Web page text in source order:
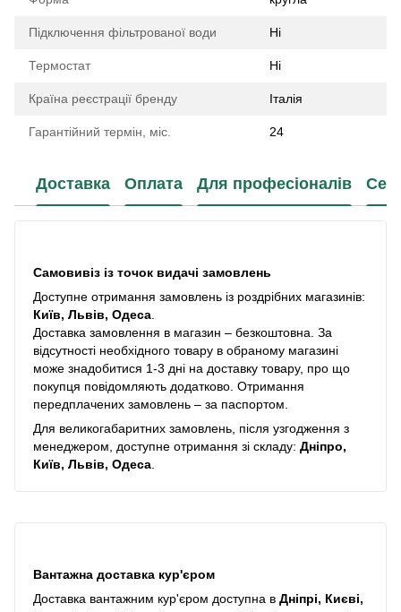
Підключення фільтрованої води Ні
Термостат Ні
Країна реєстрації бренду Італія
Гарантійний термін, міс. 24
Доставка Оплата Для професіоналів
Самовивіз із точок видачі замовлень
Доступне отримання замовлень із роздрібних магазинів:
Київ, Львів, Одеса
Доставка замовлення в магазин – безкоштовна. За
відсутності необхідного товару в обраному магазині
може знадобитися 1-3 дні на доставку товару, про що
покупця повідомляють додатково. Отримання
передплачених замовлень – за паспортом.
Для великогабаритних замовлень, після узгодження з
менеджером, доступне отримання зі складу: Дніпро,
Київ, Львів, Одеса
Вантажна доставка кур'єром
Доставка вантажним кур'єром доступна в Дніпрі, Києві,